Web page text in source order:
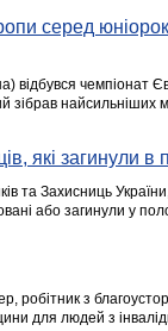
серед юніорок
відбувся чемпіонат
зібрав найсильніших
які загинули в
та Захисниць
або загинули у
робітник з
для людей з